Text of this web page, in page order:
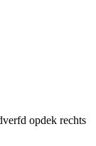
opdek rechts